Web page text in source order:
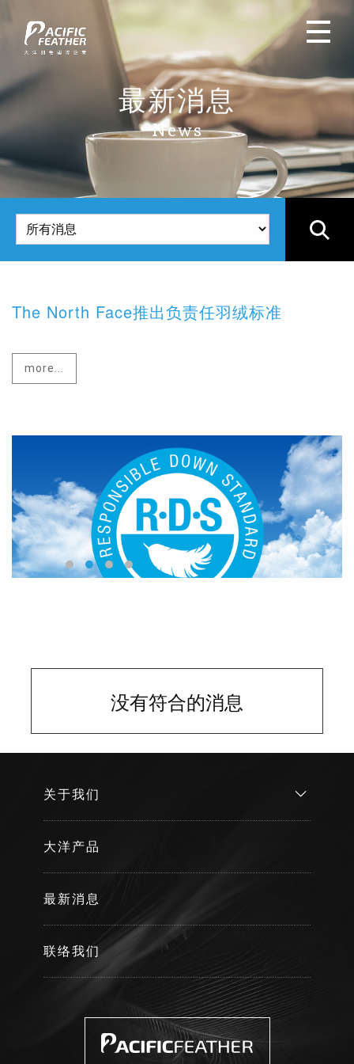
最新消息
News
The North Face推出负责任羽绒标准
more...
没有符合的消息
关于我们
大洋产品
最新消息
联络我们